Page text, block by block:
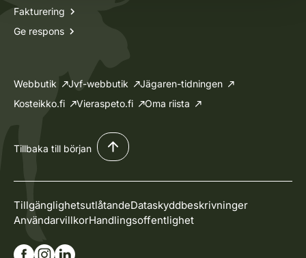
Fakturering
Ge respons
Webbutik Jvf-webbutik
Jägaren-tidningen
Kosteikko.fi
Vieraspeto.fi Oma riista
Tillbaka till början
TillgänglighetsutlåtandeDataskyddbeskrivninger
AnvändarvillkorHandlingsoffentlighet